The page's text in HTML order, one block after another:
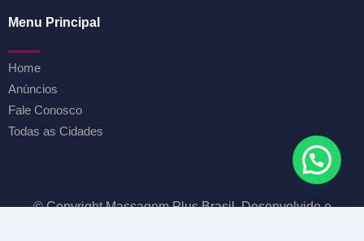
Menu Principal
Home
Anúncios
Fale Conosco
Todas as Cidades
© Copyright Massagem Plus Brasil. Desenvolvido e